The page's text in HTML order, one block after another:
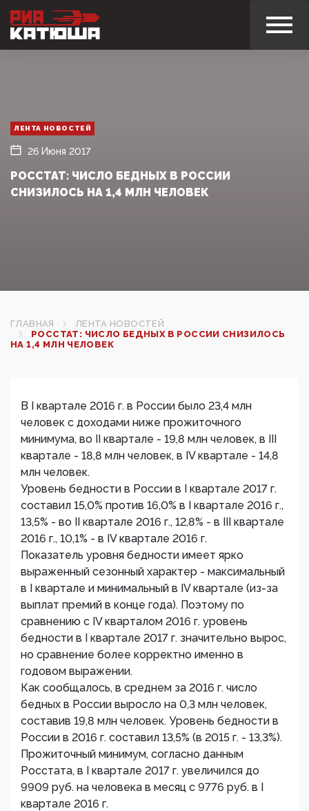
ЛЕНТА НОВОСТЕЙ
26 Июня 2017
РОССТАТ: ЧИСЛО БЕДНЫХ В РОССИИ
СНИЗИЛОСЬ НА 1,4 МЛН ЧЕЛОВЕК‍
ГЛАВНАЯ
ЛЕНТА НОВОСТЕЙ
РОССТАТ: ЧИСЛО БЕДНЫХ В РОССИИ СНИЗИЛОСЬ
НА 1,4 МЛН ЧЕЛОВЕК‍
В I квартале 2016 г. в России было 23,4 млн
человек с доходами ниже прожиточного
минимума, во II квартале - 19,8 млн человек, в III
квартале - 18,8 млн человек, в IV квартале - 14,8
млн человек.
Уровень бедности в России в I квартале 2017 г.
составил 15,0% против 16,0% в I квартале 2016 г.,
13,5% - во II квартале 2016 г., 12,8% - в III квартале
2016 г., 10,1% - в IV квартале 2016 г.
Показатель уровня бедности имеет ярко
выраженный сезонный характер - максимальный
в I квартале и минимальный в IV квартале (из-за
выплат премий в конце года). Поэтому по
сравнению с IV кварталом 2016 г. уровень
бедности в I квартале 2017 г. значительно вырос,
но сравнение более корректно именно в
годовом выражении.
Как сообщалось, в среднем за 2016 г. число
бедных в России выросло на 0,3 млн человек,
составив 19,8 млн человек. Уровень бедности в
России в 2016 г. составил 13,5% (в 2015 г. - 13,3%).
Прожиточный минимум, согласно данным
Росстата, в I квартале 2017 г. увеличился до
9909 руб. на человека в месяц с 9776 руб. в I
квартале 2016 г.